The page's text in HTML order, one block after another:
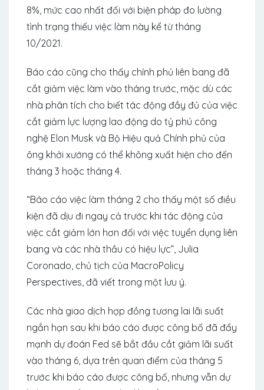
8%, mức cao nhất đối với biện pháp đo lường
tình trạng thiếu việc làm này kể từ tháng
10/2021.
Báo cáo cũng cho thấy chính phủ liên bang đã
cắt giảm việc làm vào tháng trước, mặc dù các
nhà phân tích cho biết tác động đầy đủ của việc
cắt giảm lực lượng lao động do tỷ phú công
nghệ Elon Musk và Bộ Hiệu quả Chính phủ của
ông khởi xướng có thể không xuất hiện cho đến
tháng 3 hoặc tháng 4.
“Báo cáo việc làm tháng 2 cho thấy một số điều
kiện đã dịu đi ngay cả trước khi tác động của
việc cắt giảm lớn hơn đối với việc tuyển dụng liên
bang và các nhà thầu có hiệu lực”, Julia
Coronado, chủ tịch của MacroPolicy
Perspectives, đã viết trong một lưu ý.
Các nhà giao dịch hợp đồng tương lai lãi suất
ngắn hạn sau khi báo cáo được công bố đã đẩy
mạnh dự đoán Fed sẽ bắt đầu cắt giảm lãi suất
vào tháng 6, dựa trên quan điểm của tháng 5
trước khi báo cáo được công bố, nhưng vẫn dự